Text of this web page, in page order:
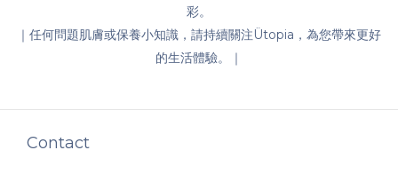
彩。
｜任何問題肌膚或保養小知識，請持續關注Ütopia，為您帶來更好
的生活體驗。｜
Contact